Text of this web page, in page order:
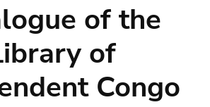
of the
of
Congo